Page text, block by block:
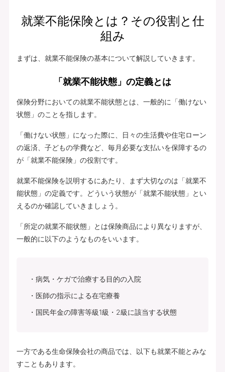
就業不能保険とは？その役割と仕
組み
まずは、就業不能保険の基本について解説していきます。
「就業不能状態」の定義とは
保険分野においての就業不能状態とは、一般的に「働けない
状態」のことを指します。
「働けない状態」になった際に、日々の生活費や住宅ローン
の返済、子どもの学費など、毎月必要な支払いを保障するの
が「就業不能保険」の役割です。
就業不能保険を説明するにあたり、まず大切なのは「就業不
能状態」の定義です。どういう状態が「就業不能状態」とい
えるのか確認していきましょう。
「所定の就業不能状態」とは保険商品により異なりますが、
一般的に以下のようなものをいいます。
病気・ケガで治療する目的の入院
医師の指示による在宅療養
国民年金の障害等級1級・2級に該当する状態
一方である生命保険会社の商品では、以下も就業不能とみな
すこともあります。